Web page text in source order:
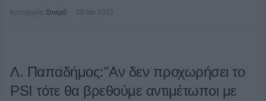
Κατηγορία Σινεμά 29 Ιαν 2012
Λ. Παπαδήμος:"Αν δεν προχωρήσει το
PSI τότε θα βρεθούμε αντιμέτωποι με